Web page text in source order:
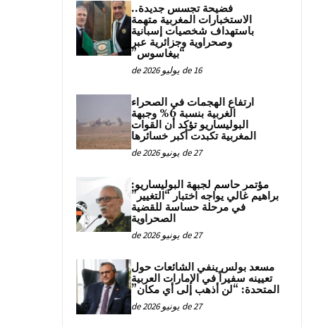
فضيحة تجسس جديدة..
الاستخبارات المغربية متهمة
باستهداف شخصيات إسبانية
وصحراوية وجزائرية عبر
“بيغاسوس”
16 de يوليو de 2026
ارتفاع الهجمات في الصحراء
الغربية بنسبة 6% وجبهة
البوليساريو تؤكد أن القوات
المغربية تكبدت أكبر خسائرها
27 de يونيو de 2026
مؤتمر حاسم لجبهة البوليساريو:
براهيم غالي يواجه اختبار “التغيير”
في مرحلة حساسة للقضية
الصحراوية
27 de يونيو de 2026
مسعد بولس ينفي الشائعات حول
تعيينه سفيراً في الإمارات العربية
المتحدة: “لن أذهب إلى أي مكان”
27 de يونيو de 2026